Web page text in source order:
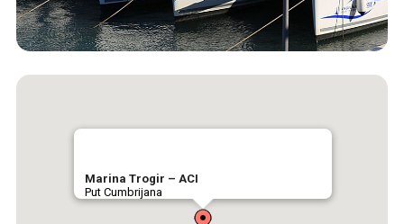
Marina Trogir – ACI
Put Cumbrijana